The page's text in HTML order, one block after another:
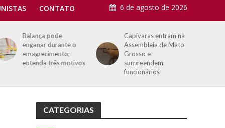
CONTATO 6 de agosto de 2026
Balança pode
enganar durante o
emagrecimento;
entenda três motivos
Capivaras entram na
Assembleia de Mato
Grosso e
surpreendem
funcionários
CATEGORIAS